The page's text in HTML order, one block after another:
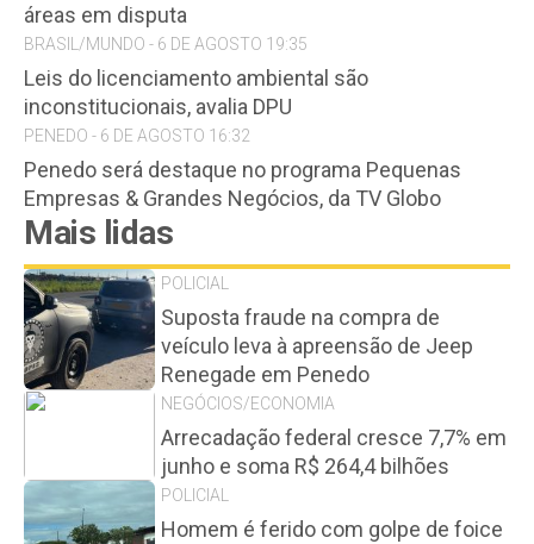
áreas em disputa
BRASIL/MUNDO - 6 DE AGOSTO 19:35
Leis do licenciamento ambiental são
inconstitucionais, avalia DPU
PENEDO - 6 DE AGOSTO 16:32
Penedo será destaque no programa Pequenas
Empresas & Grandes Negócios, da TV Globo
Mais lidas
POLICIAL
Suposta fraude na compra de
veículo leva à apreensão de Jeep
Renegade em Penedo
NEGÓCIOS/ECONOMIA
Arrecadação federal cresce 7,7% em
junho e soma R$ 264,4 bilhões
POLICIAL
Homem é ferido com golpe de foice